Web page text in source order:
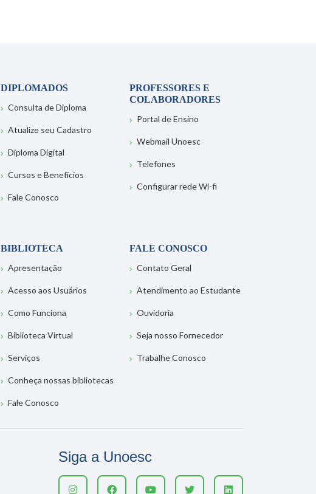
DIPLOMADOS
Consulta de Diploma
Atualize seu Cadastro
Diploma Digital
Cursos e Benefícios
Fale Conosco
PROFESSORES E
COLABORADORES
Portal de Ensino
Webmail Unoesc
Telefones
Configurar rede Wi-fi
BIBLIOTECA
Apresentação
Acesso aos Usuários
Como Funciona
Biblioteca Virtual
Serviços
Conheça nossas bibliotecas
Fale Conosco
FALE CONOSCO
Contato Geral
Atendimento ao Estudante
Ouvidoria
Seja nosso Fornecedor
Trabalhe Conosco
Siga a Unoesc